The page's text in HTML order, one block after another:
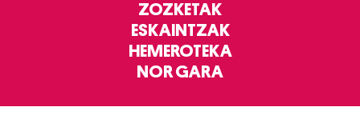
ZOZKETAK
ESKAINTZAK
HEMEROTEKA
NOR GARA